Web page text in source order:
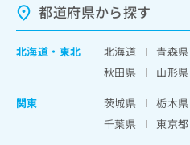
都道府県から探す
北海道 ・ 東北 北海道 青森県
秋田県
山形県
関東
茨城県 栃木県
千葉県
東京都